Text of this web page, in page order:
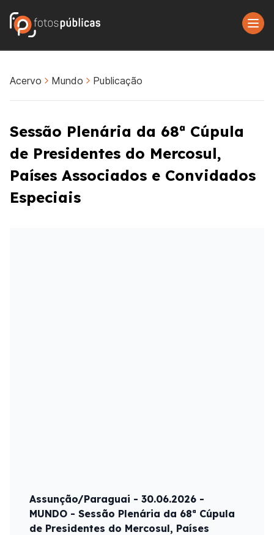
Acervo Mundo Publicação
Sessão Plenária da 68ª Cúpula
de Presidentes do Mercosul,
Países Associados e Convidados
Especiais
Assunção/Paraguai - 30.06.2026 -
MUNDO - Sessão Plenária da 68ª Cúpula
de Presidentes do Mercosul, Países